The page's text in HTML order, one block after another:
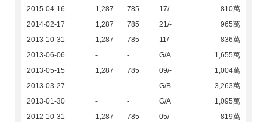
2015-04-16
1,287 785 17/-
810萬
2014-02-17
1,287 785 21/-
965萬
2013-10-31
1,287 785 11/-
836萬
2013-06-06
- - G/A
1,655萬
2013-05-15
1,287 785 09/-
1,004萬
2013-03-27
- - G/B
3,263萬
2013-01-30
- - G/A
1,095萬
2012-10-31
1,287 785 05/-
819萬